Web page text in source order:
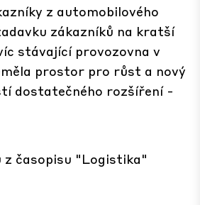
z automobilového
zákazníků na kratší
stávající provozovna v
prostor pro růst a nový
dostatečného rozšíření -
z časopisu "Logistika"